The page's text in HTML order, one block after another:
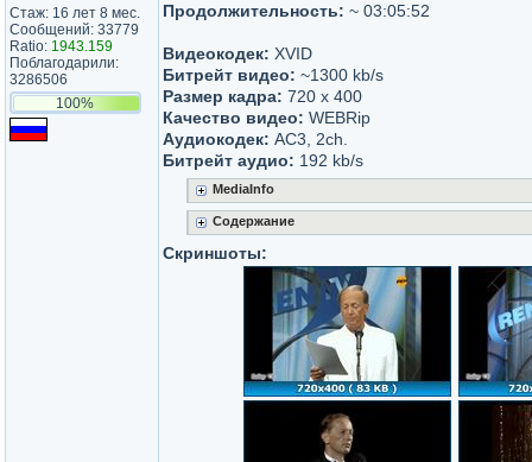
Стаж: 16 лет 8 мес.
Сообщений: 33779
Ratio: 1943.159
Поблагодарили:
3286506
100%
Продолжительность: ~ 03:05:52
Видеокодек: XVID
Битрейт видео: ~1300 kb/s
Размер кадра: 720 x 400
Качество видео: WEBRip
Аудиокодек: AC3, 2ch.
Битрейт аудио: 192 kb/s
MediaInfo
Содержание
Скриншоты: